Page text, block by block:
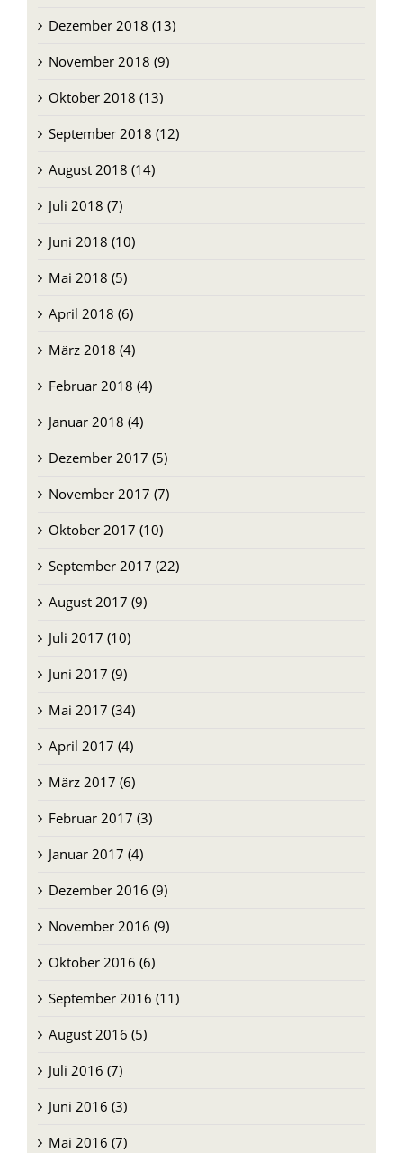
Dezember 2018 (13)
November 2018 (9)
Oktober 2018 (13)
September 2018 (12)
August 2018 (14)
Juli 2018 (7)
Juni 2018 (10)
Mai 2018 (5)
April 2018 (6)
März 2018 (4)
Februar 2018 (4)
Januar 2018 (4)
Dezember 2017 (5)
November 2017 (7)
Oktober 2017 (10)
September 2017 (22)
August 2017 (9)
Juli 2017 (10)
Juni 2017 (9)
Mai 2017 (34)
April 2017 (4)
März 2017 (6)
Februar 2017 (3)
Januar 2017 (4)
Dezember 2016 (9)
November 2016 (9)
Oktober 2016 (6)
September 2016 (11)
August 2016 (5)
Juli 2016 (7)
Juni 2016 (3)
Mai 2016 (7)